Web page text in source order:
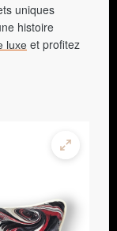
uniques
histoire
luxe et profitez